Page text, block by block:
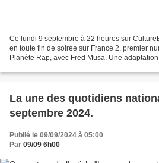
Ce lundi 9 septembre à 22 heures sur
en toute fin de soirée sur France 2, premier
Planète Rap, avec Fred Musa. Une
La une des quotidiens
septembre 2024.
Publié le 09/09/2024 à 05:00
Par 09/09 6h00